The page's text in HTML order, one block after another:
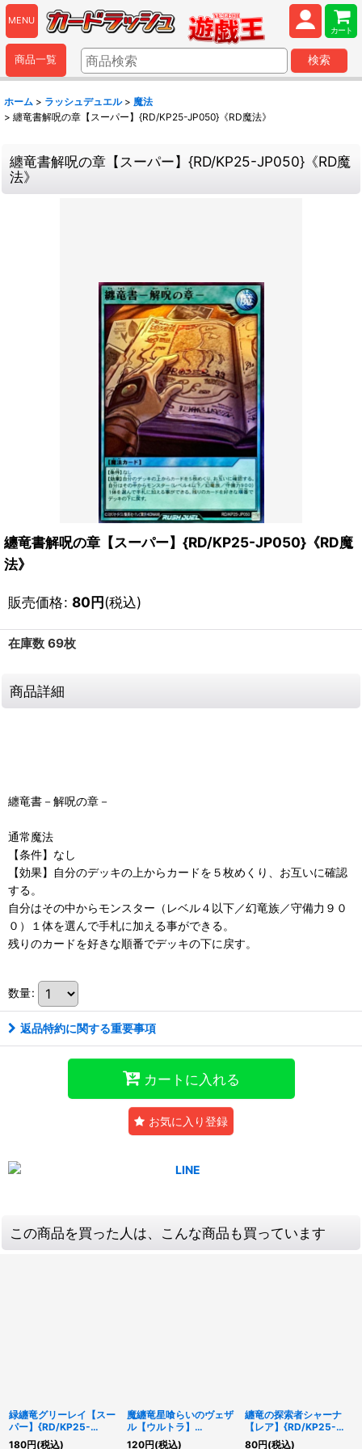
MENU
カート
商品一覧 検索
ホーム > ラッシュデュエル > 魔法
> 纏竜書解呪の章【スーパー】{RD/KP25-JP050}《RD魔法》
纏竜書解呪の章【スーパー】{RD/KP25-JP050}《RD魔
法》
纏竜書解呪の章【スーパー】{RD/KP25-JP050}《RD魔
法》
販売価格: 80円(税込)
在庫数 69枚
商品詳細
纏竜書－解呪の章－
通常魔法
【条件】なし
【効果】自分のデッキの上からカードを５枚めくり、お互いに確認
する。
自分はその中からモンスター（レベル４以下／幻竜族／守備力９０
０）１体を選んで手札に加える事ができる。
残りのカードを好きな順番でデッキの下に戻す。
数量:
返品特約に関する重要事項
カートに入れる
お気に入り登録
この商品を買った人は、こんな商品も買っています
緑纏竜グリーレイ【スー
パー】{RD/KP25-
JP020}《RDモンスタ
180円(税込)
魔纏竜星喰らいのヴェザ
ル【ウルトラ】
{RD/KP25-JP021}
120円(税込)
纏竜の探索者シャーナ
【レア】{RD/KP25-
JP017}《RDモンスタ
80円(税込)